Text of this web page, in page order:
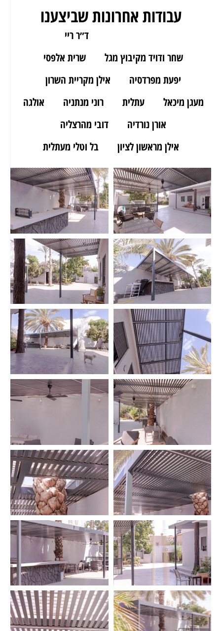
עבודות אחרונות שביצענו
ד״ר ריי
שחר ודויד מקיבוץ מגל
שרית אלפסי
יפעת מפרדסיה
אילן מקריית השרון
מעגן מיכאל
עתלית רוני מנתניה
אולגה
אורן נורדיה
דובי מהרצליה
אילן מראשון לציון
בל וטלי מעתלית